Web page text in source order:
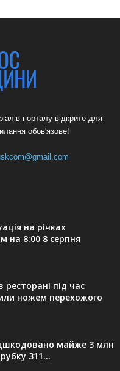
порталу відкрите для
обов'язове!
на річках
на 8:00 8 серпня
під час
ножем перехожого
майже 3 млн
311...